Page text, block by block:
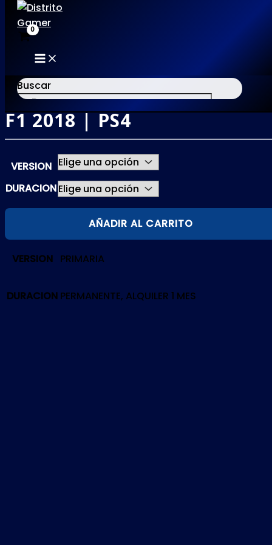
al
contenido
MAIN
MENU
Buscar
×
F1 2018 | PS4
VERSION
DURACION
F1
PS4
AÑADIR AL CARRITO
VERSION PRIMARIA
DURACION PERMANENTE, ALQUILER 1 MES